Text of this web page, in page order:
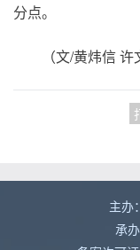
分点。
（文/黄炜信 许
主办
承